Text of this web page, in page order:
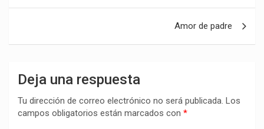
entradas
Amor de padre
Deja una respuesta
Tu dirección de correo electrónico no será publicada. Los
campos obligatorios están marcados con *